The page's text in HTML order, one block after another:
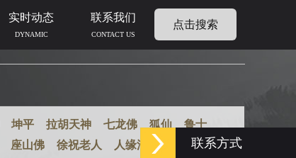
实时动态
DYNAMIC
联系我们
CONTACT US
点击搜索
坤平 拉胡天神 七龙佛 狐仙
鲁士
座山佛 徐祝老人 人缘油
人缘膏联系方式